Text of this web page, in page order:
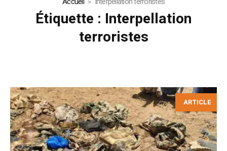
Étiquette : Interpellation
terroristes
ARTICLE